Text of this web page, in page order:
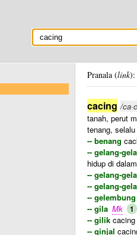
Pranala (link):
cacing /
tanah, perut
tenang,
-- benang
-- gelang-
hidup di
-- gelang-
-- gelang-
-- gelembung
-- gila Mk 1
-- gilik
-- ginjal